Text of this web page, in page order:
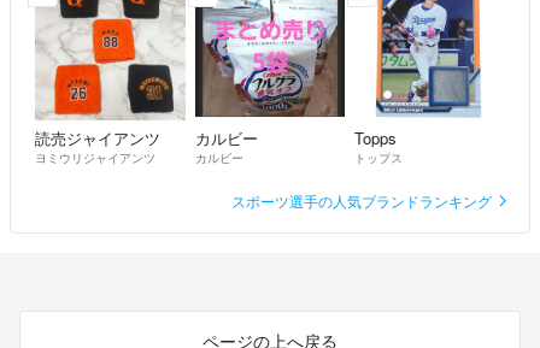
読売ジャイアンツ
ヨミウリジャイアンツ
カルビー
カルビー
Topps
トップス
スポーツ選手の人気ブランドランキング
ページの上へ戻る